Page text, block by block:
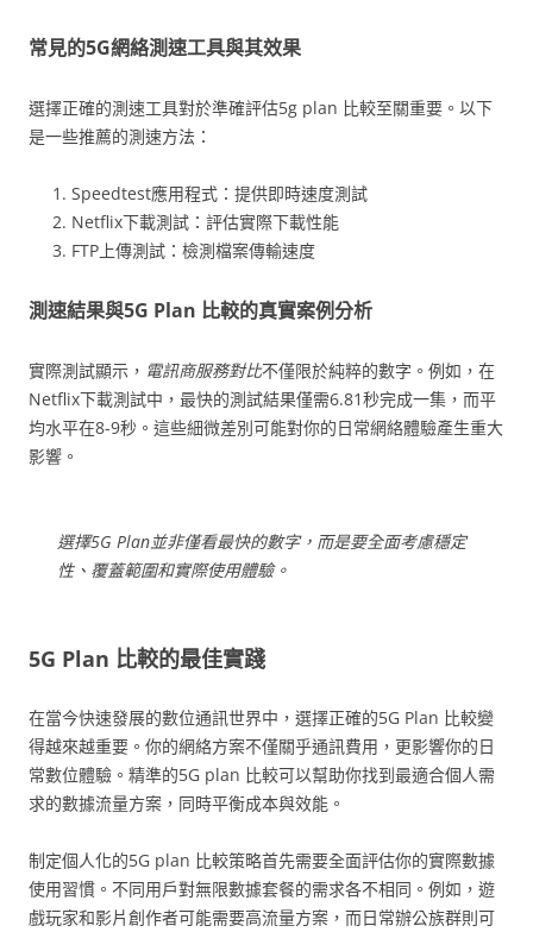
常見的5G網絡測速工具與其效果
選擇正確的測速工具對於準確評估5g plan 比較至關重要。以下
是一些推薦的測速方法：
Speedtest應用程式：提供即時速度測試
Netflix下載測試：評估實際下載性能
FTP上傳測試：檢測檔案傳輸速度
測速結果與5G Plan 比較的真實案例分析
實際測試顯示， 電訊商服務對比不僅限於純粹的數字。例如，在
Netflix下載測試中，最快的測試結果僅需6.81秒完成一集，而平
均水平在8-9秒。這些細微差別可能對你的日常網絡體驗產生重大
影響。
選擇5G Plan並非僅看最快的數字，而是要全面考慮穩定
性、覆蓋範圍和實際使用體驗。
5G Plan 比較的最佳實踐
在當今快速發展的數位通訊世界中，選擇正確的5G Plan 比較變
得越來越重要。你的網絡方案不僅關乎通訊費用，更影響你的日
常數位體驗。精準的5G plan 比較可以幫助你找到最適合個人需
求的數據流量方案，同時平衡成本與效能。
制定個人化的5G plan 比較策略首先需要全面評估你的實際數據
使用習慣。不同用戶對無限數據套餐的需求各不相同。例如，遊
戲玩家和影片創作者可能需要高流量方案，而日常辦公族群則可